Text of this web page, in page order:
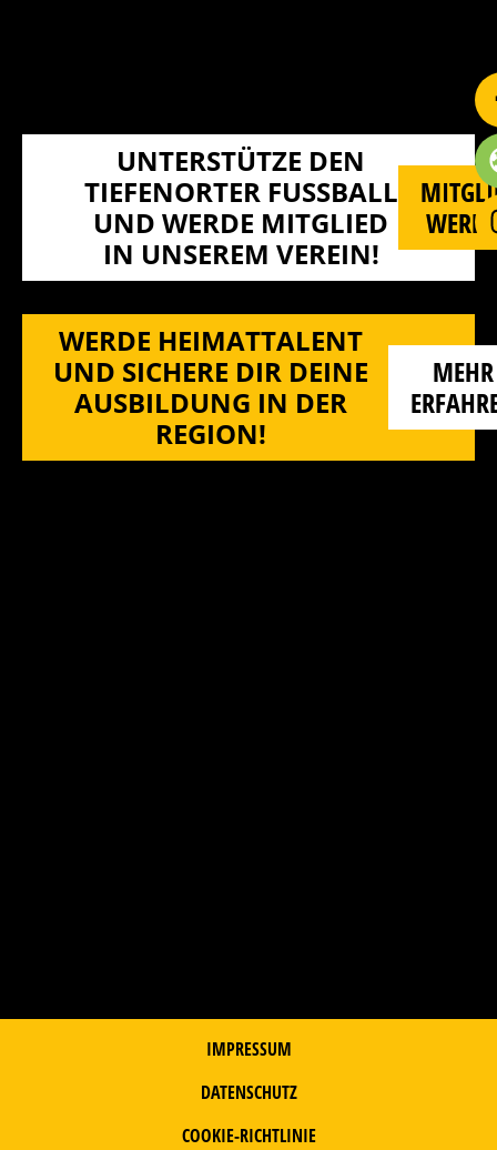
UNTERSTÜTZE DEN
TIEFENORTER FUSSBALL U
ND WERDE MITGLIED I
N UNSEREM VEREIN!
WERDE HEIMATTALENT
UND SICHERE DIR DEINE
AUSBILDUNG IN DER
REGION!
MEHR
IMPRESSUM
DATENSCHUTZ
COOKIE-RICHTLINIE